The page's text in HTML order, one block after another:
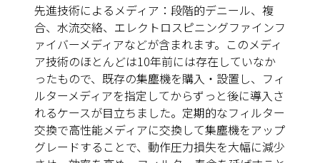
先進技術によるメディア： 段階的デニール、複
合、水流交絡、エレクトロスピニングファインフ
ァイバーメディアなどが含まれます。このメディ
ア技術のほとんどは10年前には存在していなか
ったもので、既存の集塵機を購入・設置し、フィ
ルターメディアを指定してからずっと後に導入さ
れるケースが目立ちました。定期的なフィルター
交換で高性能メディアに交換して集塵機をアップ
グレードすることで、動作圧力損失を大幅に減少